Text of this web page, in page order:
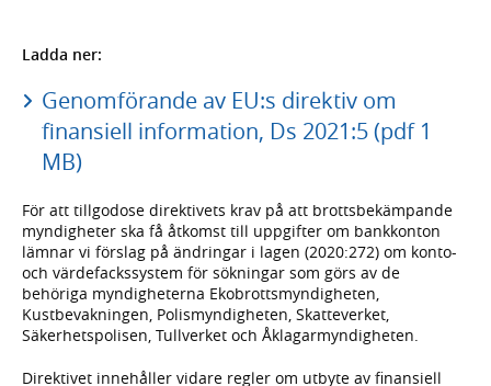
Ladda ner:
Genomförande av EU:s direktiv om
finansiell information, Ds 2021:5 (pdf 1
MB)
För att tillgodose direktivets krav på att brottsbekämpande
myndigheter ska få åtkomst till uppgifter om bankkonton
lämnar vi förslag på ändringar i lagen (2020:272) om konto-
och värdefackssystem för sökningar som görs av de
behöriga myndigheterna Ekobrottsmyndigheten,
Kustbevakningen, Polismyndigheten, Skatteverket,
Säkerhetspolisen, Tullverket och Åklagarmyndigheten.
Direktivet innehåller vidare regler om utbyte av finansiell